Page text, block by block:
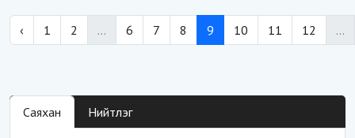
‹ 1 2 ... 6 7 8 9 10 11 12 ...
Саяхан Нийтлэг